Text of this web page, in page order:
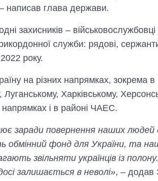
написав глава держави.
захисників –
служби: рядові,
року.
на різних напрямках, зокрема
Харківському,
і в районі ЧАЕС.
заради повернення наших людей
обмінний фонд для України, та
звільняти українців із
залишається в неволі», – додав